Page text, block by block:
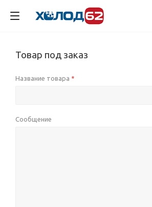
Товар под заказ
Название товара *
Сообщение